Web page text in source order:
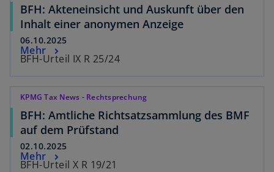
BFH: Akteneinsicht und Auskunft über den
Inhalt einer anonymen Anzeige
06.10.2025
BFH-Urteil IX R 25/24
Mehr
KPMG Tax News - Rechtsprechung
BFH: Amtliche Richtsatzsammlung des BMF
auf dem Prüfstand
02.10.2025
BFH-Urteil X R 19/21
Mehr